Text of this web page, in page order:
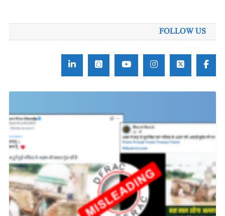
FOLLOW US